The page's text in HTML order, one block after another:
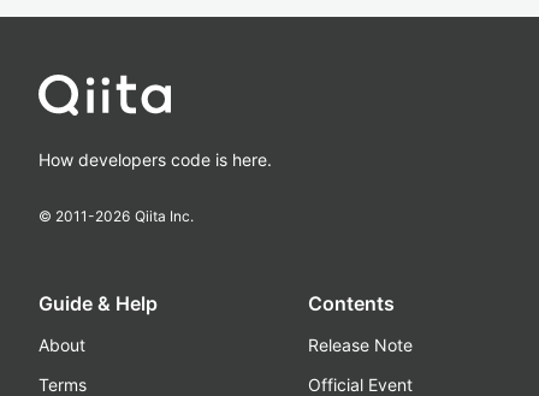
How developers code is here.
© 2011-2026 Qiita Inc.
Guide & Help
About
Terms
Contents
Release Note
Official Event